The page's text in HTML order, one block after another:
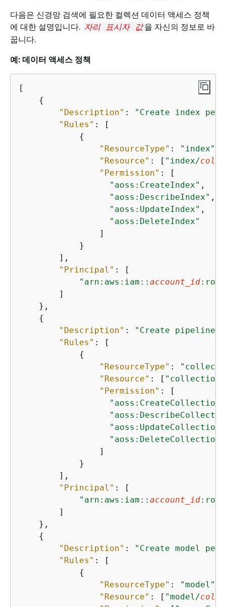
다음은 신경망 검색에 필요한 컬렉션 데이터 액세스 정책
에 대한 설명입니다. 자리 표시자 값 을 자신의 정보로 바
꿉니다.
예: 데이터 액세스 정책
[
{
"Description" :
"Create index
"Rules" : [
{
"ResourceType" : "index"
"Resource" : [ "index/
"Permission" : [
"aoss:CreateIndex" ,
"aoss:DescribeIndex" ,
"aoss:UpdateIndex" ,
"aoss:DeleteIndex"
                ]
            }
        ],
"Principal" : [
"arn:aws:iam:: account_id
        ]
    },
{
"Description" :
"Create pipeline
"Rules" : [
{
"ResourceType" :
"Resource" : [ "collection/
"Permission" : [
                ]
            }
        ],
"Principal" : [
"arn:aws:iam:: account_id
        ]
    },
{
"Description" :
"Create model
"Rules" : [
{
"ResourceType" : "model"
"Resource" : [ "model/